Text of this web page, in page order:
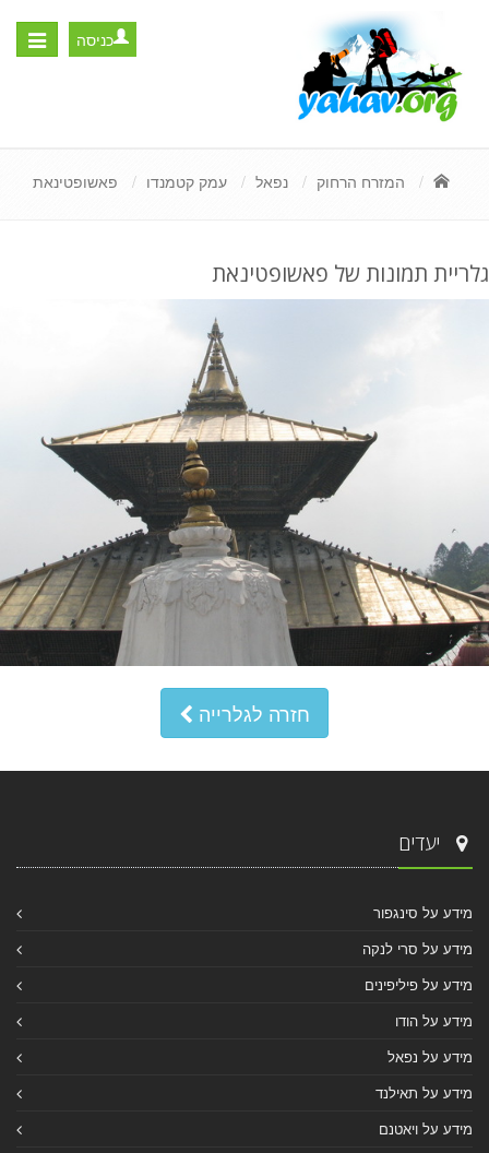
Toggle
כניסה
המזרח הרחוק נפאל עמק קטמנדו פאשופטינאת
גלריית תמונות של פאשופטינאת
חזרה לגלרייה
יעדים
מידע על סינגפור
מידע על סרי לנקה
מידע על פיליפינים
מידע על הודו
מידע על נפאל
מידע על תאילנד
מידע על ויאטנם